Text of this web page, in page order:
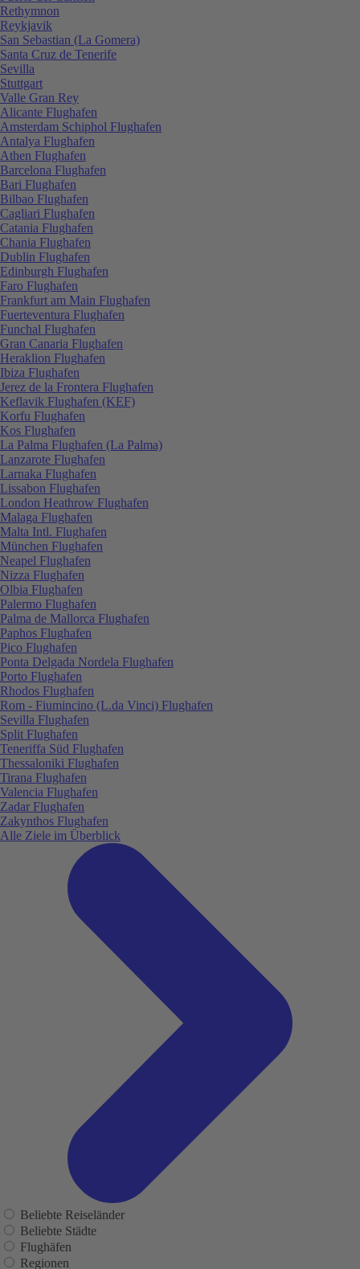
Rethymnon
Reykjavik
San Sebastian (La Gomera)
Santa Cruz de Tenerife
Sevilla
Stuttgart
Valle Gran Rey
Alicante Flughafen
Amsterdam Schiphol Flughafen
Antalya Flughafen
Athen Flughafen
Barcelona Flughafen
Bari Flughafen
Bilbao Flughafen
Cagliari Flughafen
Catania Flughafen
Chania Flughafen
Dublin Flughafen
Edinburgh Flughafen
Faro Flughafen
Frankfurt am Main Flughafen
Fuerteventura Flughafen
Funchal Flughafen
Gran Canaria Flughafen
Heraklion Flughafen
Ibiza Flughafen
Jerez de la Frontera Flughafen
Keflavik Flughafen (KEF)
Korfu Flughafen
Kos Flughafen
La Palma Flughafen (La Palma)
Lanzarote Flughafen
Larnaka Flughafen
Lissabon Flughafen
London Heathrow Flughafen
Malaga Flughafen
Malta Intl. Flughafen
München Flughafen
Neapel Flughafen
Nizza Flughafen
Olbia Flughafen
Palermo Flughafen
Palma de Mallorca Flughafen
Paphos Flughafen
Pico Flughafen
Ponta Delgada Nordela Flughafen
Porto Flughafen
Rhodos Flughafen
Rom - Fiumincino (L.da Vinci) Flughafen
Sevilla Flughafen
Split Flughafen
Teneriffa Süd Flughafen
Thessaloniki Flughafen
Tirana Flughafen
Valencia Flughafen
Zadar Flughafen
Zakynthos Flughafen
Alle Ziele im Überblick
Beliebte Reiseländer
Beliebte Städte
Flughäfen
Regionen